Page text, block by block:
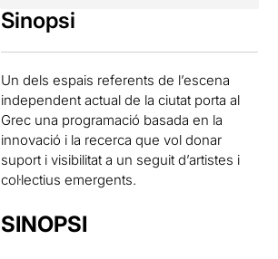
Sinopsi
Un dels espais referents de l’escena
independent actual de la ciutat porta al
Grec una programació basada en la
innovació i la recerca que vol donar
suport i visibilitat a un seguit d’artistes i
col·lectius emergents.
SINOPSI